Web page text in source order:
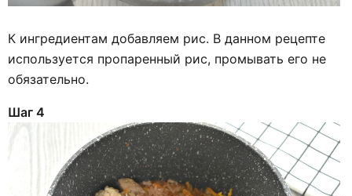
К ингредиентам добавляем рис. В данном рецепте
используется пропаренный рис, промывать его не
обязательно.
Шаг 4